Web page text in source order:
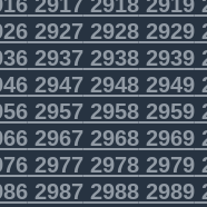
292729282929
293729382939
294729482949
295729582959
296729682969
297729782979
298729882989